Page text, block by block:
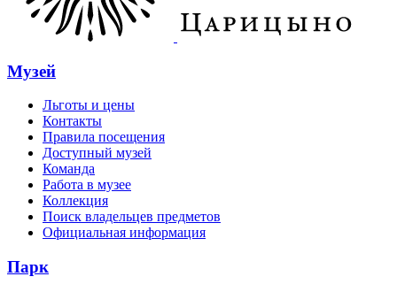
Музей
Льготы и цены
Контакты
Правила посещения
Доступный музей
Команда
Работа в музее
Коллекция
Поиск владельцев предметов
Официальная информация
Парк